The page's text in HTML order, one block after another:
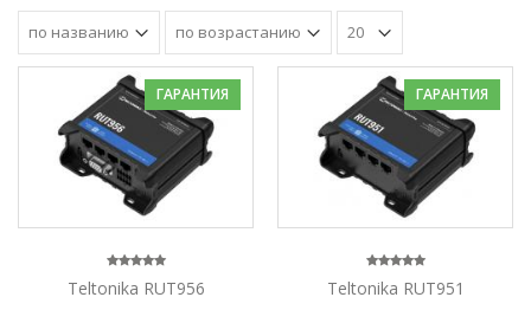
ГАРАНТИЯ
Teltonika RUT956
ГАРАНТИЯ
Teltonika RUT951